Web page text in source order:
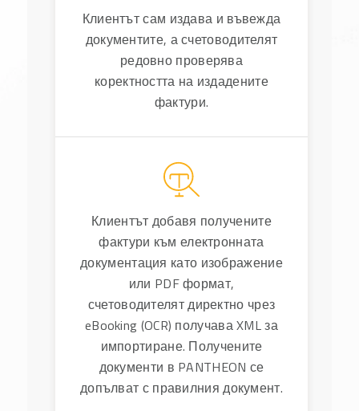
Клиентът сам издава и въвежда
документите, а счетоводителят
редовно проверява
коректността на издадените
фактури.
Клиентът добавя получените
фактури към електронната
документация като изображение
или PDF формат,
счетоводителят директно чрез
eBooking (OCR) получава XML за
импортиране. Получените
документи в PANTHEON се
допълват с правилния документ.